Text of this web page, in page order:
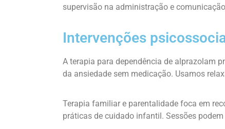
supervisão na administração e
Intervenções
A terapia para dependência de alprazolam
da ansiedade sem medicação. Usamos
Terapia familiar e parentalidade foca em
práticas de cuidado infantil. Sessões